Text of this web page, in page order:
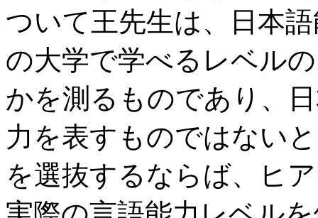
ついて王先生は、日本
の大学で学べるレベル
かを測るものであり、
力を表すものではない
を選抜するならば、ヒ